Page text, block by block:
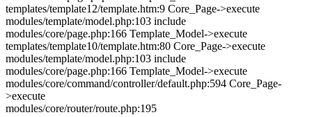
templates/template12/template.htm:9 Core_Page->execute
modules/template/model.php:103 include
modules/core/page.php:166 Template_Model->execute
templates/template10/template.htm:80 Core_Page->execute
modules/template/model.php:103 include
modules/core/page.php:166 Template_Model->execute
modules/core/command/controller/default.php:594 Core_Page-
>execute
modules/core/router/route.php:195